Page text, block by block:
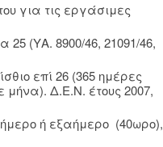
για τις εργάσιμες
25 (ΥΑ. 8900/46, 21091/46,
επί 26 (365 ημέρες
μήνα). Δ.Ε.Ν. έτους 2007,
ή εξαήμερο (40ωρο),